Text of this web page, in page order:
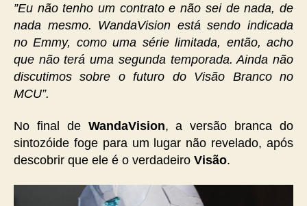
”Eu não tenho um contrato e não sei de nada, de
nada mesmo. WandaVision está sendo indicada
no Emmy, como uma série limitada, então, acho
que não terá uma segunda temporada. Ainda não
discutimos sobre o futuro do Visão Branco no
MCU”.
No final de WandaVision, a versão branca do
sintozóide foge para um lugar não revelado, após
descobrir que ele é o verdadeiro Visão.